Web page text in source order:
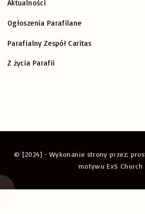
Aktualności
Ogłoszenia Parafilane
Parafialny Zespół Caritas
Z życia Parafii
© [2024] - Wykonanie strony przez:
motywu ExS Church